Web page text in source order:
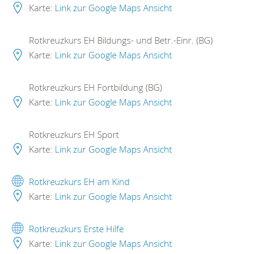
Karte: Link zur Google Maps Ansicht
Rotkreuzkurs EH Bildungs- und Betr.-Einr. (BG)
Karte: Link zur Google Maps Ansicht
Rotkreuzkurs EH Fortbildung (BG)
Karte: Link zur Google Maps Ansicht
Rotkreuzkurs EH Sport
Karte: Link zur Google Maps Ansicht
Rotkreuzkurs EH am Kind
Karte: Link zur Google Maps Ansicht
Rotkreuzkurs Erste Hilfe
Karte: Link zur Google Maps Ansicht